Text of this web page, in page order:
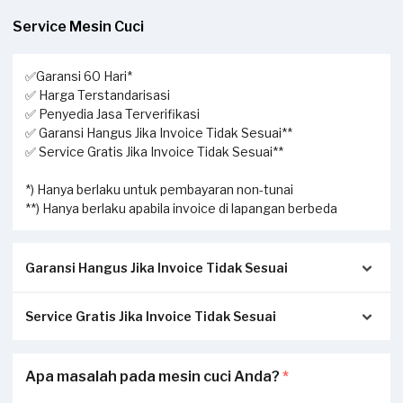
Service Mesin Cuci
✅Garansi 60 Hari*
✅ Harga Terstandarisasi
✅ Penyedia Jasa Terverifikasi
✅ Garansi Hangus Jika Invoice Tidak Sesuai**
✅ Service Gratis Jika Invoice Tidak Sesuai**
*) Hanya berlaku untuk pembayaran non-tunai
**) Hanya berlaku apabila invoice di lapangan berbeda
Garansi Hangus Jika Invoice Tidak Sesuai
Pastikan kwitansi/invoice yang diterbitkan dari Sejasa
Invoice akan dikirimkan via Email / Whatsapp.
Jika tidak sesuai, garansi akan hangus.
Service Gratis Jika Invoice Tidak Sesuai
pengerjaan service di lapangan dengan transaksi yang
Apa masalah pada mesin cuci Anda? *